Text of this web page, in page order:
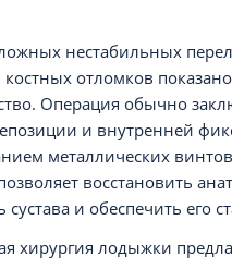
нестабильных
отломков
Операция обычно
и внутренней
металлических
восстановить
сустава и обеспечить его
хирургия лодыжки